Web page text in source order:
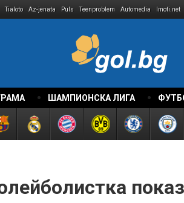
Tialoto Az-jenata Puls Teenproblem Automedia Imoti.net
ШАМПИОНСКА ЛИГА